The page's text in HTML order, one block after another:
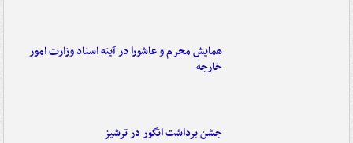
همایش محرم و عاشورا در آینه اسناد وزارت امور
خارجه
جشن برداشت انگور در ترشیز